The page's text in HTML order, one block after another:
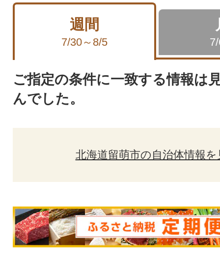
週間
7/30～8/5
ご指定の条件に一致する情報は
んでした。
北海道留萌市の自治体情報を